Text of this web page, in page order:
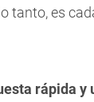
tanto, es
rápida y